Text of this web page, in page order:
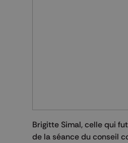
Brigitte Simal, celle qui
de la séance du conseil